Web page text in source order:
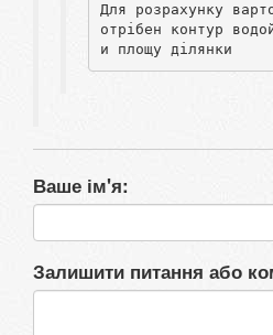
Для розрахунку
отрібен контур
и площу ділянки
Ваше ім'я:
Залишити питання або